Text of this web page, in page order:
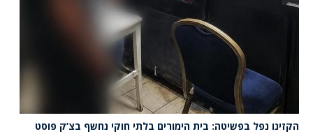
הקזינו נפל בפשיטה: בית הימורים בלתי חוקי נחשף בצ’ק פוסט